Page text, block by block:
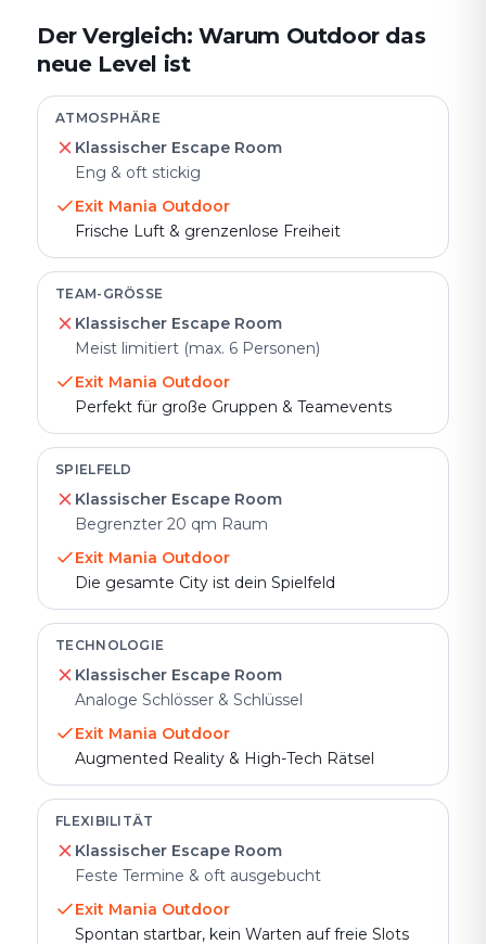
Der Vergleich: Warum Outdoor das
neue Level ist
ATMOSPHÄRE
Klassischer Escape Room
Eng & oft stickig
Exit Mania Outdoor
Frische Luft & grenzenlose Freiheit
TEAM-GRÖSSE
Klassischer Escape Room
Meist limitiert (max. 6 Personen)
Exit Mania Outdoor
Perfekt für große Gruppen & Teamevents
SPIELFELD
Klassischer Escape Room
Begrenzter 20 qm Raum
Exit Mania Outdoor
Die gesamte City ist dein Spielfeld
TECHNOLOGIE
Klassischer Escape Room
Analoge Schlösser & Schlüssel
Exit Mania Outdoor
Augmented Reality & High-Tech Rätsel
FLEXIBILITÄT
Klassischer Escape Room
Feste Termine & oft ausgebucht
Exit Mania Outdoor
Spontan startbar, kein Warten auf freie Slots